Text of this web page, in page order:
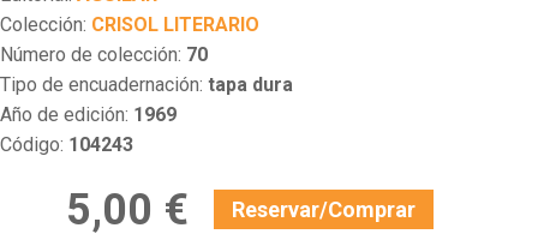
Colección: CRISOL LITERARIO
Número de colección: 70
Tipo de encuadernación: tapa dura
Año de edición: 1969
Código: 104243
5,00 € Reservar/Comprar